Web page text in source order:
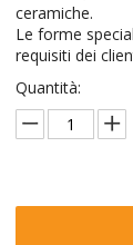
ceramiche.
Le forme
requisiti dei
Quantità: